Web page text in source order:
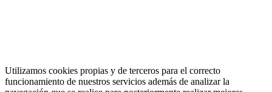
Utilizamos cookies propias y de terceros para el correcto
funcionamiento de nuestros servicios además de analizar la